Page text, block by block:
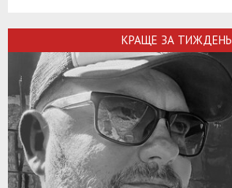
КРАЩЕ ЗА ТИЖДЕНЬ